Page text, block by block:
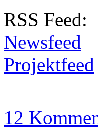
RSS Feed:
Newsfeed
Projektfeed
12